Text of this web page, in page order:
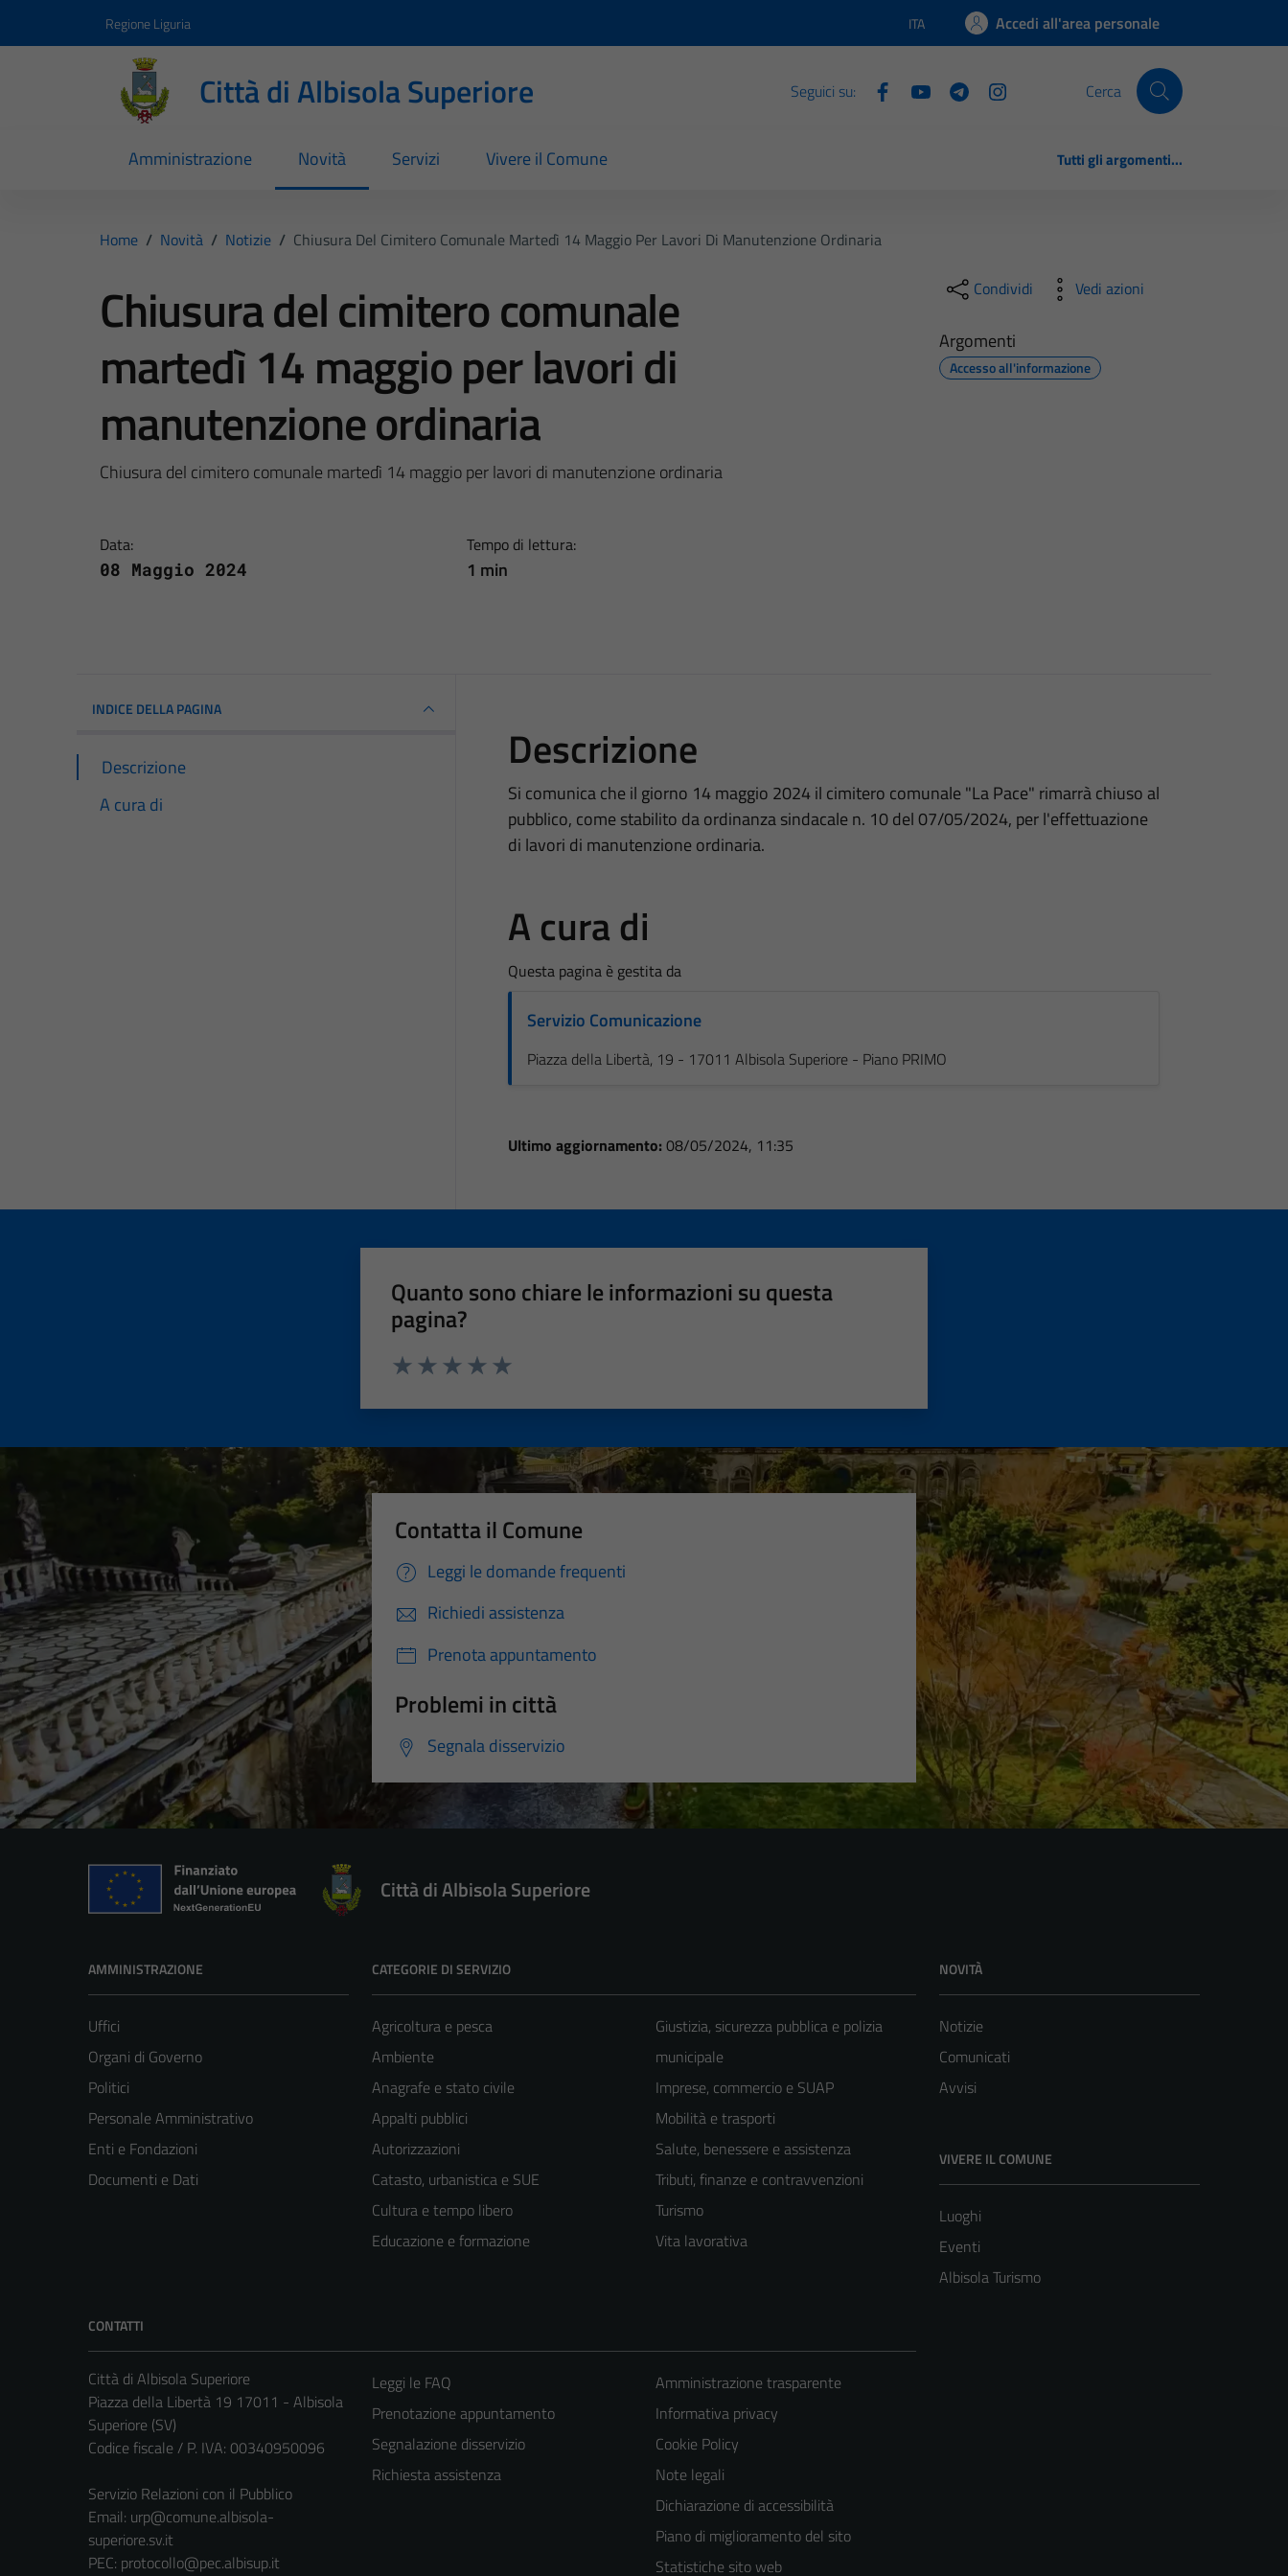
Regione Liguria Lingua attiva:
ITA Accedi all'area personale
Città di Albisola Superiore Seguici su: Cerca
Amministrazione Novità Servizi Vivere il Comune Tutti gli argomenti...
Home / Novità / Notizie / Chiusura Del Cimitero Comunale Martedì 14 Maggio Per Lavori Di Manutenzione Ordinaria
Chiusura del cimitero comunale
martedì 14 maggio per lavori di
manutenzione ordinaria
Chiusura del cimitero comunale martedì 14 maggio per lavori di manutenzione ordinaria
Data:
08 Maggio 2024
Tempo di lettura:
1 min
Condividi Vedi azioni
Argomenti
Accesso all'informazione
INDICE DELLA PAGINA
Descrizione
A cura di
Descrizione
Si comunica che il giorno 14 maggio 2024 il cimitero comunale "La Pace" rimarrà chiuso al
pubblico, come stabilito da ordinanza sindacale n. 10 del 07/05/2024, per l'effettuazione
di lavori di manutenzione ordinaria.
A cura di
Questa pagina è gestita da
Servizio Comunicazione
Piazza della Libertà, 19 - 17011 Albisola Superiore - Piano PRIMO
Ultimo aggiornamento: 08/05/2024, 11:35
Quanto sono chiare le informazioni su questa
pagina?
Contatta il Comune
Leggi le domande frequenti
Richiedi assistenza
Prenota appuntamento
Problemi in città
Segnala disservizio
Città di Albisola Superiore
AMMINISTRAZIONE
Uffici
Organi di Governo
Politici
Personale Amministrativo
Enti e Fondazioni
Documenti e Dati
CATEGORIE DI SERVIZIO
Agricoltura e pesca
Ambiente
Anagrafe e stato civile
Appalti pubblici
Autorizzazioni
Catasto, urbanistica e SUE
Cultura e tempo libero
Educazione e formazione
Giustizia, sicurezza pubblica e polizia
municipale
Imprese, commercio e SUAP
Mobilità e trasporti
Salute, benessere e assistenza
Tributi, finanze e contravvenzioni
Turismo
Vita lavorativa
NOVITÀ
Notizie
Comunicati
Avvisi
VIVERE IL COMUNE
Luoghi
Eventi
Albisola Turismo
CONTATTI
Città di Albisola Superiore
Piazza della Libertà 19 17011 - Albisola
Superiore (SV)
Codice fiscale / P. IVA: 00340950096
Servizio Relazioni con il Pubblico
Email: urp@comune.albisola-
superiore.sv.it
PEC: protocollo@pec.albisup.it
Leggi le FAQ
Prenotazione appuntamento
Segnalazione disservizio
Richiesta assistenza
Amministrazione trasparente
Informativa privacy
Cookie Policy
Note legali
Dichiarazione di accessibilità
Piano di miglioramento del sito
Statistiche sito web